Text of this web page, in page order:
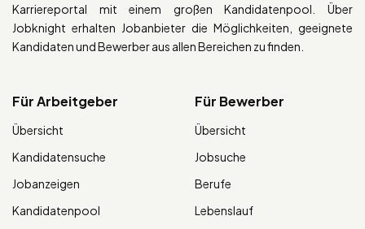
Karriereportal mit einem großen Kandidatenpool. Über
Jobknight erhalten Jobanbieter die Möglichkeiten, geeignete
Kandidaten und Bewerber aus allen Bereichen zu finden.
Für Arbeitgeber
Übersicht
Kandidatensuche
Jobanzeigen
Kandidatenpool
Für Bewerber
Übersicht
Jobsuche
Berufe
Lebenslauf